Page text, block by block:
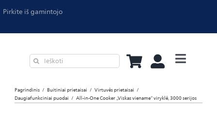
Pirkite iš gamintojo
Oro
Pagrindinis Buitiniai prietaisai
Virtuvės prietaisai
Daugiafunkciniai puodai
All-in-One Cooker „Viskas viename“ viryklė, 3000 serijos